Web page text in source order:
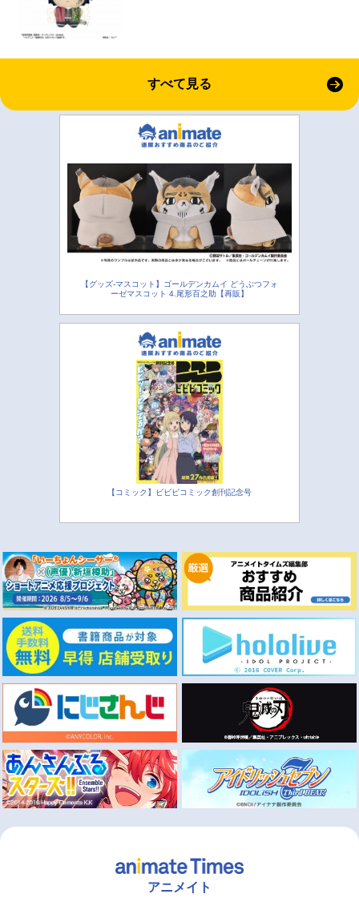
すべて見る
【グッズ-マスコット】ゴールデンカムイ どうぶつフォ
ーゼマスコット 4.尾形百之助【再販】
【コミック】ビビビコミック創刊記念号
アニメイト